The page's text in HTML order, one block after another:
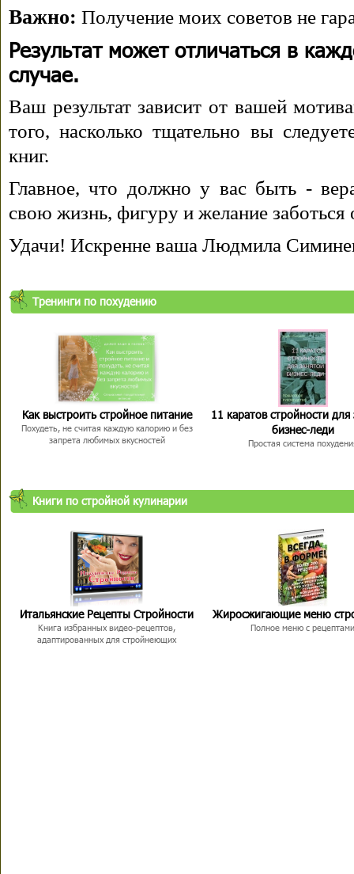
Важно: Получение моих советов не
Результат может отличаться в
случае.
Ваш результат зависит от вашей
того, насколько тщательно вы
книг.
Главное, что должно у вас быть -
свою жизнь, фигуру и желание заботься
Удачи! Искренне ваша Людмила
Тренинги по похудению
Как выстроить стройное питание
Похудеть, не считая каждую калорию и без
запрета любимых вкусностей
11 каратов стройности для
бизнес-леди
Простая система
Книги по стройной кулинарии
Итальянские Рецепты Стройности
Книга избранных видео-рецептов,
адаптированных для стройнеющих
Жиросжигающие меню
Полное меню с рецептами